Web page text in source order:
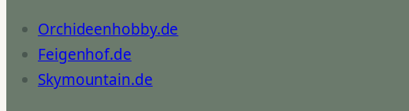
Orchideenhobby.de
Feigenhof.de
Skymountain.de